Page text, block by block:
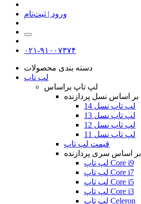
ورود | ثبت‌نام
۰۲۱-۹۱۰۰۷۳۷۴
دسته بندی محصولات
لپ تاپ
لپ تاپ براساس
بر اساس نسل پردازنده
لپ تاپ نسل 14
لپ تاپ نسل 13
لپ تاپ نسل 12
لپ تاپ نسل 11
قیمت لپ تاپ
بر اساس سری پردازنده
لپ تاپ Core i9
لپ تاپ Core i7
لپ تاپ Core i5
لپ تاپ Core i3
لپ تاپ Celeron